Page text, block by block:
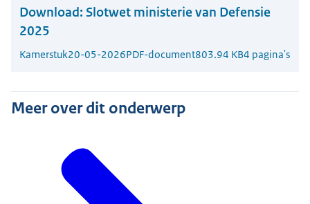
Download: Slotwet ministerie van Defensie
2025
Kamerstuk20-05-2026PDF-document803.94 KB4 pagina's
Meer over dit onderwerp